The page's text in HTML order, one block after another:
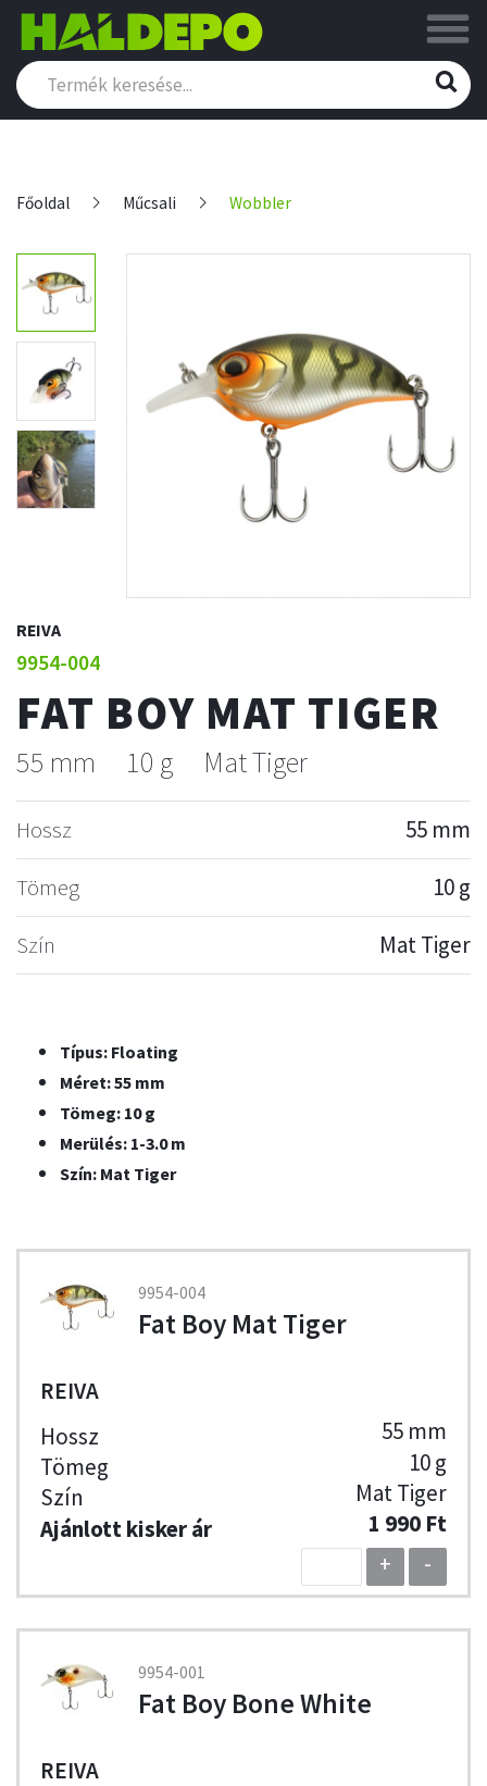
Főoldal Műcsali Wobbler
REIVA
9954-004
FAT BOY MAT TIGER
55 mm 10 g Mat Tiger
Hossz
55 mm
Tömeg
10 g
Szín
Mat Tiger
Típus: Floating
Méret: 55 mm
Tömeg: 10 g
Merülés: 1-3.0 m
Szín: Mat Tiger
9954-004
Fat Boy Mat Tiger
REIVA
55 mm
10 g
Mat Tiger
1 990 Ft
+
-
9954-001
Fat Boy Bone White
REIVA